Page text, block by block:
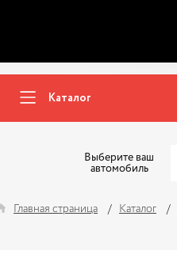
Каталог
Выберите ваш
автомобиль
Главная страница Каталог